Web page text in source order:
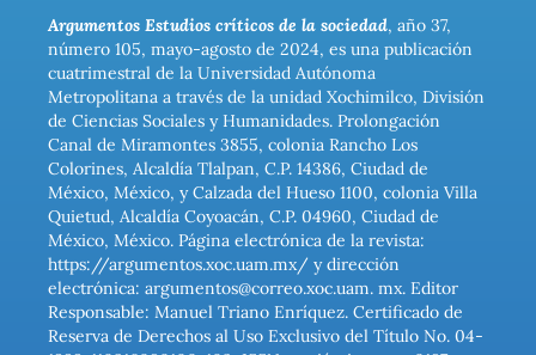
Argumentos Estudios críticos de la sociedad, año 37,
número 105, mayo-agosto de 2024, es una publicación
cuatrimestral de la Universidad Autónoma
Metropolitana a través de la unidad Xochimilco, División
de Ciencias Sociales y Humanidades. Prolongación
Canal de Miramontes 3855, colonia Rancho Los
Colorines, Alcaldía Tlalpan, C.P. 14386, Ciudad de
México, México, y Calzada del Hueso 1100, colonia Villa
Quietud, Alcaldía Coyoacán, C.P. 04960, Ciudad de
México, México. Página electrónica de la revista:
https://argumentos.xoc.uam.mx/ y dirección
electrónica: argumentos@correo.xoc.uam. mx. Editor
Responsable: Manuel Triano Enríquez. Certificado de
Reserva de Derechos al Uso Exclusivo del Título No. 04-